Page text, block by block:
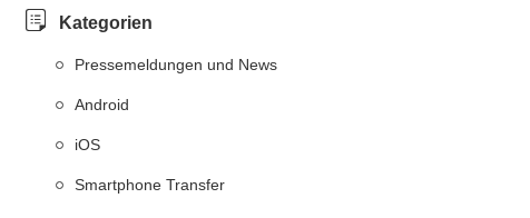
Kategorien
Pressemeldungen und News
Android
iOS
Smartphone Transfer